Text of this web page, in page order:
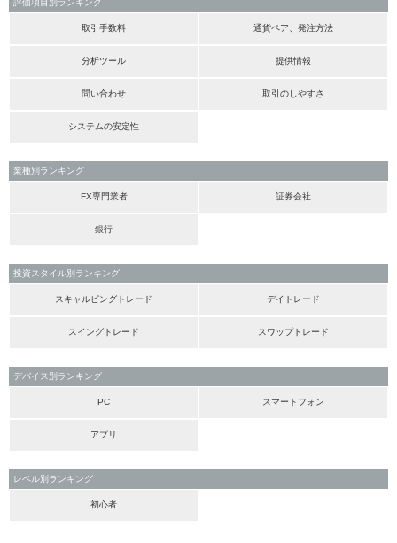
評価項目別ランキング
取引手数料 通貨ペア、発注方法
分析ツール 提供情報
問い合わせ 取引のしやすさ
システムの安定性
業種別ランキング
FX専門業者 証券会社
銀行
投資スタイル別ランキング
スキャルピングトレード デイトレード
スイングトレード スワップトレード
デバイス別ランキング
PC スマートフォン
アプリ
レベル別ランキング
初心者